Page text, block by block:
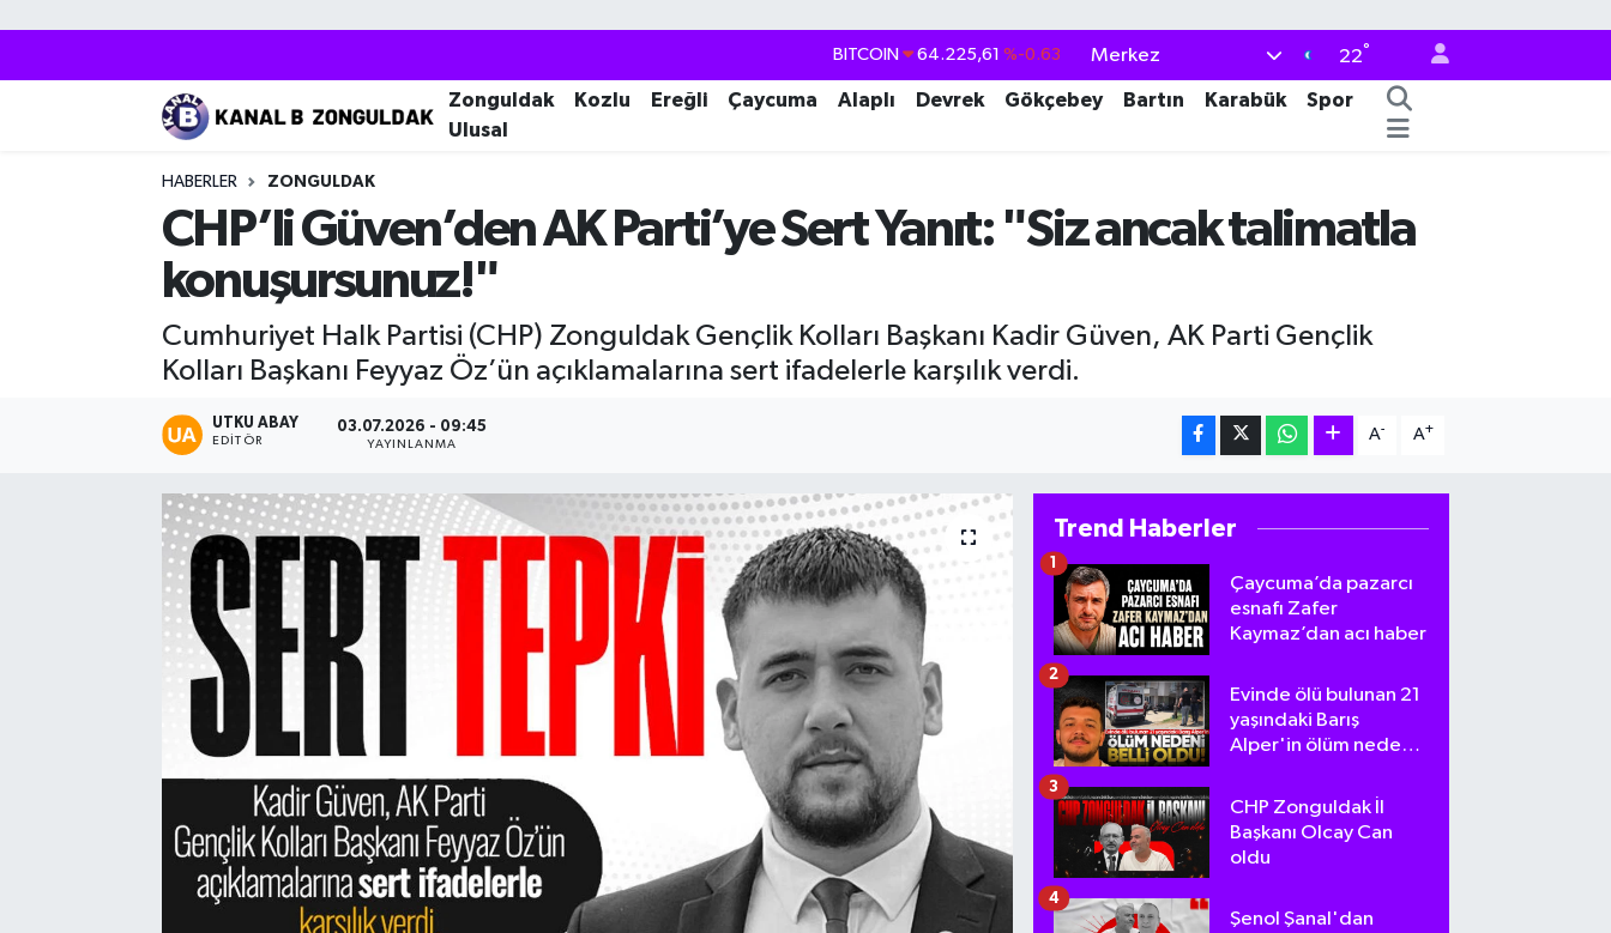
DOLAR 47,7143 %0.16
EURO 55,0317 %-0.02
BİST100 13.799 %70
Merkez 22°
Zonguldak Kozlu Ereğli Çaycuma Alaplı Devrek Gökçebey Bartın Karabük
Spor
Ulusal
HABERLER ZONGULDAK
CHP’li Güven’den AK Parti’ye Sert Yanıt: "Siz ancak talimatla
konuşursunuz!"
Cumhuriyet Halk Partisi (CHP) Zonguldak Gençlik Kolları Başkanı Kadir Güven, AK Parti Gençlik
Kolları Başkanı Feyyaz Öz’ün açıklamalarına sert ifadelerle karşılık verdi.
UTKU ABAY
EDITÖR
03.07.2026 - 09:45
YAYINLANMA
A- A+
Trend Haberler
Çaycuma’da pazarcı
esnafı Zafer
Kaymaz’dan acı haber
1
Evinde ölü bulunan 21
yaşındaki Barış
Alper'in ölüm nedeni
2
CHP Zonguldak İl
Başkanı Olcay Can
oldu
3
Şenol Şanal'dan
4
Zonguldak Nöbetçi Eczaneler
Zonguldak Trafik Yoğunluk Haritası
Puan Durumu ve Fikstür
Tüm Manşetler
Haber Arşivi